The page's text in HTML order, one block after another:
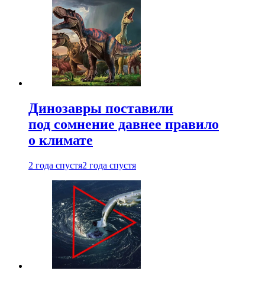
Динозавры поставили
под сомнение давнее правило
о климате
2 года спустя2 года спустя